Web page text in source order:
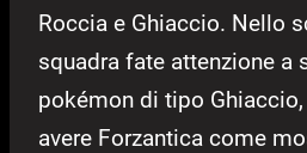
Roccia e Ghiaccio. Nello
squadra fate attenzione a
pokémon di tipo
avere Forzantica come